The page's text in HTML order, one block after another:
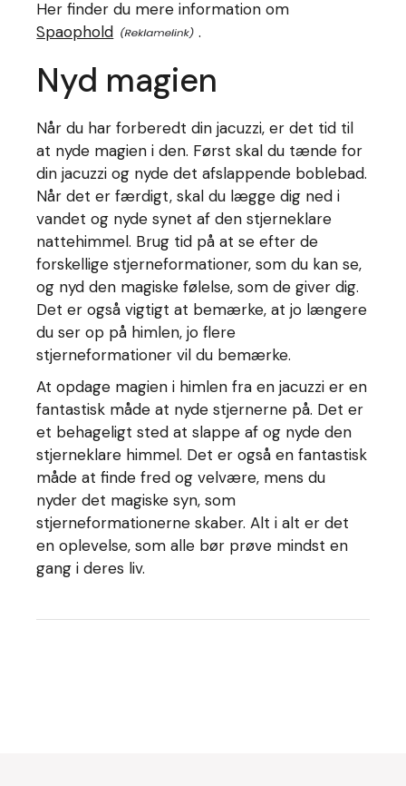
Her finder du mere information om
Spaophold
.
Nyd magien
Når du har forberedt din jacuzzi, er det tid til
at nyde magien i den. Først skal du tænde for
din jacuzzi og nyde det afslappende boblebad.
Når det er færdigt, skal du lægge dig ned i
vandet og nyde synet af den stjerneklare
nattehimmel. Brug tid på at se efter de
forskellige stjerneformationer, som du kan se,
og nyd den magiske følelse, som de giver dig.
Det er også vigtigt at bemærke, at jo længere
du ser op på himlen, jo flere
stjerneformationer vil du bemærke.
At opdage magien i himlen fra en jacuzzi er en
fantastisk måde at nyde stjernerne på. Det er
et behageligt sted at slappe af og nyde den
stjerneklare himmel. Det er også en fantastisk
måde at finde fred og velvære, mens du
nyder det magiske syn, som
stjerneformationerne skaber. Alt i alt er det
en oplevelse, som alle bør prøve mindst en
gang i deres liv.